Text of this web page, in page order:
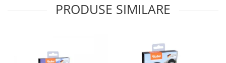
PRODUSE SIMILARE